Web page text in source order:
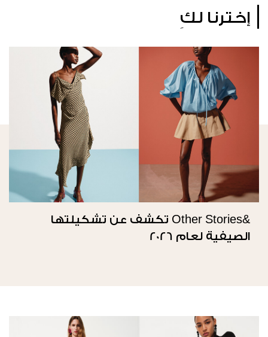
إخترنا لكِ
&Other Stories تكشف عن تشكيلتها
الصيفية لعام 2026